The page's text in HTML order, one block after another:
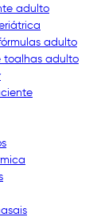
adulto
adulto
toalhas adulto